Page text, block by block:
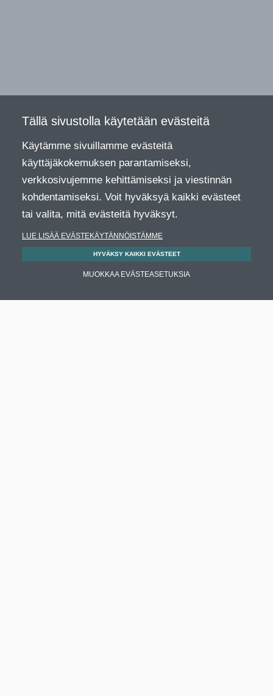
Tällä sivustolla käytetään evästeitä
Käytämme sivuillamme evästeitä
käyttäjäkokemuksen parantamiseksi,
verkkosivujemme kehittämiseksi ja viestinnän
kohdentamiseksi. Voit hyväksyä kaikki evästeet
tai valita, mitä evästeitä hyväksyt.
LUE LISÄÄ EVÄSTEKÄYTÄNNÖISTÄMME
HYVÄKSY KAIKKI EVÄSTEET
MUOKKAA EVÄSTEASETUKSIA